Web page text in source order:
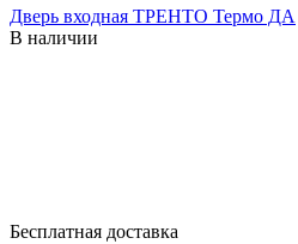
Дверь входная ТРЕНТО Термо ДА
В наличии
Бесплатная доставка